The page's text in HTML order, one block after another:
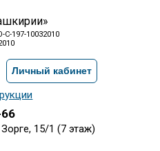
197-10032010
Личный кабинет
15/1 (7 этаж)